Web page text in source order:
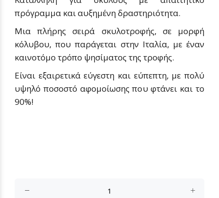
πρόγραμμα και αυξημένη δραστηριότητα.
Μια πλήρης σειρά σκυλοτροφής, σε μορφή
κόλυβου, που παράγεται στην Ιταλία, με έναν
καινοτόμο τρόπο ψησίματος της τροφής.
Είναι εξαιρετικά εύγεστη και εύπεπτη, με πολύ
υψηλό ποσοστό αφομοίωσης που φτάνει και το
90%!